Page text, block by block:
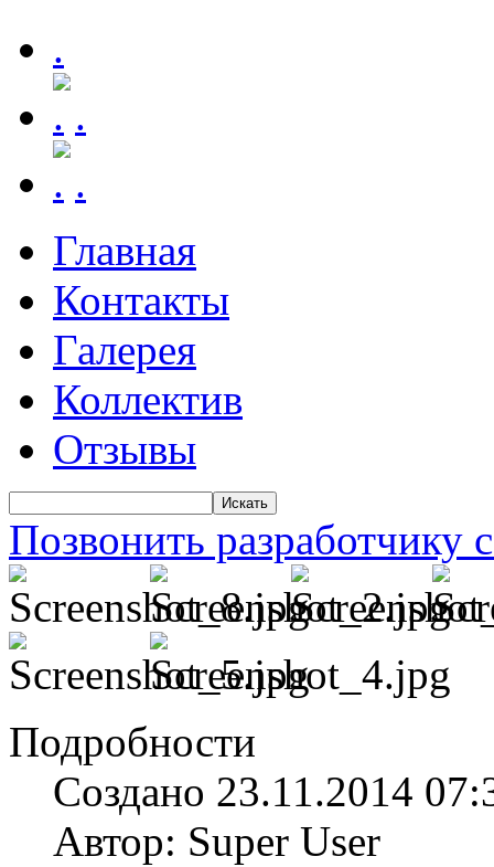
.
.
.
Главная
Контакты
Галерея
Коллектив
Отзывы
Позвонить разработчику
Подробности
Создано 23.11.2014
Автор: Super User